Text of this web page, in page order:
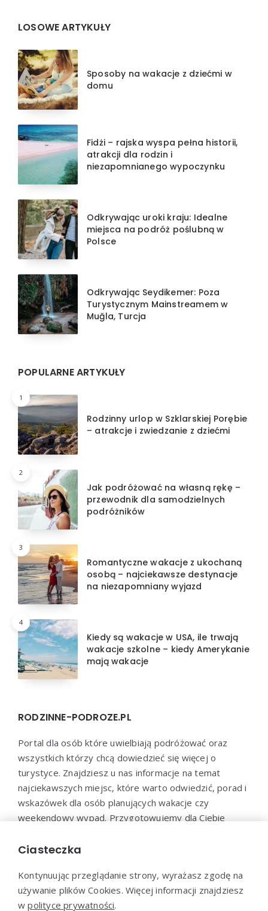
Widgets
LOSOWE ARTYKUŁY
Sposoby na wakacje z dziećmi w
domu
Fidżi – rajska wyspa pełna historii,
atrakcji dla rodzin i
niezapomnianego wypoczynku
Odkrywając uroki kraju: Idealne
miejsca na podróż poślubną w
Polsce
Odkrywając Seydikemer: Poza
Turystycznym Mainstreamem w
Muğla, Turcja
POPULARNE ARTYKUŁY
1
Rodzinny urlop w Szklarskiej Porębie
– atrakcje i zwiedzanie z dziećmi
2
Jak podróżować na własną rękę –
przewodnik dla samodzielnych
podróżników
3
Romantyczne wakacje z ukochaną
osobą – najciekawsze destynacje
na niezapomniany wyjazd
4
Kiedy są wakacje w USA, ile trwają
wakacje szkolne – kiedy Amerykanie
mają wakacje
RODZINNE-PODROZE.PL
Portal dla osób które uwielbiają podróżować oraz
wszystkich którzy chcą dowiedzieć się więcej o
turystyce. Znajdziesz u nas informacje na temat
najciekawszych miejsc, które warto odwiedzić, porad i
wskazówek dla osób planujących wakacje czy
weekendowy wypad. Przygotowujemy dla Ciebie
miejsc noclegowych, restauracji i innych atrakcji
Ciasteczka
Kontynuując przeglądanie strony, wyrażasz zgodę na
używanie plików Cookies. Więcej informacji znajdziesz
wpolityce prywatności.